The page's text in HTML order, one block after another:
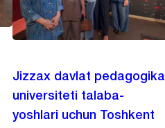
Jizzax davlat pedagogika
universiteti talaba-
yoshlari uchun Toshkent